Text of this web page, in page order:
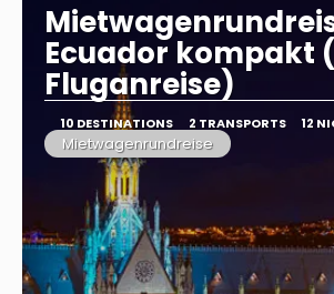
Ecuador kompakt
Fluganreise)
10 DESTINATIONS 2 TRANSPORTS 12
Mietwagenrundreise